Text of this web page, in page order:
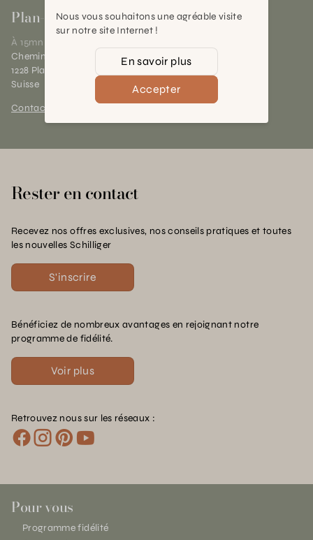
Plan-les-Ouates
À 15mn du centre de Genève
Chemin des Charrotons 25
1228 Plan-les-Ouates (GE)
Suisse
Contact et horaires
Rester en contact
Recevez nos offres exclusives, nos conseils pratiques et toutes
les nouvelles Schilliger
S'inscrire
Bénéficiez de nombreux avantages en rejoignant notre
programme de fidélité.
Voir plus
Retrouvez nous sur les réseaux :
Pour vous
Programme fidélité
Nous vous souhaitons une agréable visite
sur notre site Internet !
En savoir plus
Accepter